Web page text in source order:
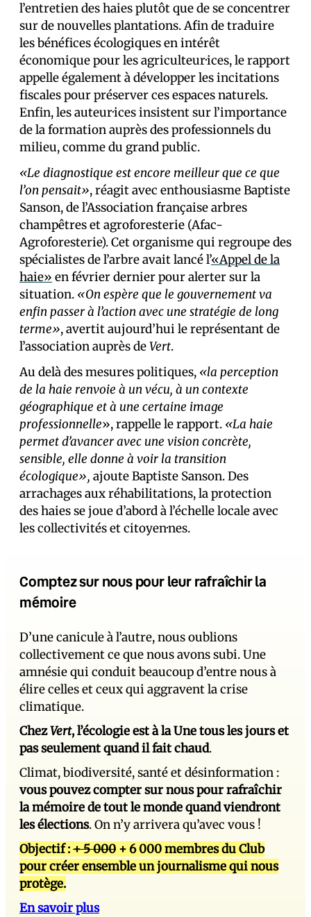
l’entretien des haies plutôt que de se concentrer
sur de nouvelles plantations. Afin de traduire
les bénéfices écologiques en intérêt
économique pour les agriculteur·ices, le rapport
appelle également à développer les incitations
fiscales pour préserver ces espaces naturels.
Enfin, les auteur·ices insistent sur l’importance
de la formation auprès des professionnels du
milieu, comme du grand public.
«Le diagnostique est encore meilleur que ce que
l’on pensait», réagit avec enthousiasme Baptiste
Sanson, de l’Association française arbres
champêtres et agroforesterie (Afac-
Agroforesterie). Cet organisme qui regroupe des
spécialistes de l’arbre avait lancé l’«Appel de la
haie» en février dernier pour alerter sur la
situation. «On espère que le gouvernement va
enfin passer à l’action avec une stratégie de long
terme», avertit aujourd’hui le représentant de
l’association auprès deVert.
Au delà des mesures politiques, «la perception
de la haie renvoie à un vécu, à un contexte
géographique et à une certaine image
professionnelle», rappelle le rapport. «La haie
permet d’avancer avec une vision concrète,
sensible, elle donne à voir la transition
écologique», ajoute Baptiste Sanson. Des
arrachages aux réhabilitations, la protection
des haies se joue d’abord à l’échelle locale avec
les collectivités et citoyen·nes.
Comptez sur nous pour leur rafraîchir la
mémoire
D’une canicule à l’autre, nous oublions
collectivement ce que nous avons subi. Une
amnésie qui conduit beaucoup d’entre nous à
élire celles et ceux qui aggravent la crise
climatique.
ChezVert, l’écologie est à la Une tous les jours et
pas seulement quand il fait chaud.
Climat, biodiversité, santé et désinformation :
vous pouvez compter sur nous pour rafraîchir
la mémoire de tout le monde quand viendront
les élections. On n’y arrivera qu’avec vous !
Objectif :+ 5 000 + 6 000 membres du Club
pour créer ensemble un journalisme qui nous
protège.
En savoir plus